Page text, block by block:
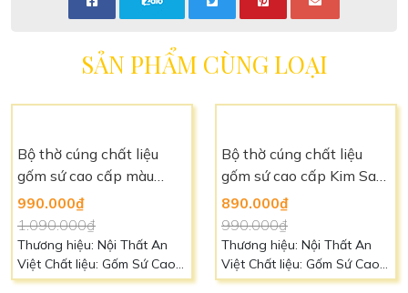
SẢN PHẨM CÙNG LOẠI
Bộ thờ cúng chất liệu
gốm sứ cao cấp màu
trắng viền vàng nhũ -
DTC2302
990.000₫
1.090.000₫
Thương hiệu: Nội Thất An
Việt Chất liệu: Gốm Sứ Cao
Cấp Màu sắc: Trắng Liên hệ:
Bộ thờ cúng chất liệu
gốm sứ cao cấp Kim Sa
DTC2301
890.000₫
990.000₫
Thương hiệu: Nội Thất An
Việt Chất liệu: Gốm Sứ Cao
Cấp Màu sắc: Vàng Liên hệ: